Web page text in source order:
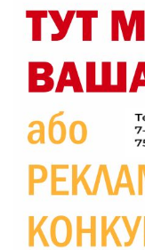
19:29
30 лип
«Все
26-
20:06
Паливо по
28 лип
Житлові
підтримка
10:36
28 лип
Валентина
Перемогу